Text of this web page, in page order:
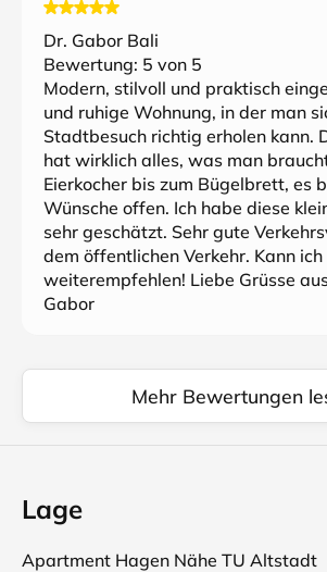
Dr. Gabor Bali
Bewertung: 5 von 5
Modern, stilvoll und praktisch
und ruhige Wohnung, in der man
Stadtbesuch richtig erholen kann.
hat wirklich alles, was man
Eierkocher bis zum Bügelbrett, es
Wünsche offen. Ich habe diese
sehr geschätzt. Sehr gute
dem öffentlichen Verkehr. Kann ich
weiterempfehlen! Liebe Grüsse
Gabor
Mehr Bewertungen
Lage
Apartment Hagen Nähe TU Altstadt